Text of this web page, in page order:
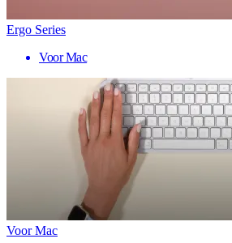
Ergo Series
Voor Mac
Voor Mac